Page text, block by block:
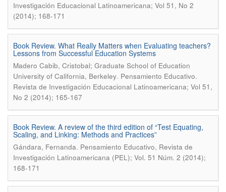
Investigación Educacional Latinoamericana; Vol 51, No 2
(2014); 168-171
Book Review. What Really Matters when Evaluating teachers?
Lessons from Successful Education Systems
Madero Cabib, Cristobal; Graduate School of Education
University of California, Berkeley. Pensamiento Educativo.
Revista de Investigación Educacional Latinoamericana; Vol 51,
No 2 (2014); 165-167
Book Review. A review of the third edition of “Test Equating,
Scaling, and Linking: Methods and Practices”
Gándara, Fernanda. Pensamiento Educativo, Revista de
Investigación Latinoamericana (PEL); Vol. 51 Núm. 2 (2014);
168-171